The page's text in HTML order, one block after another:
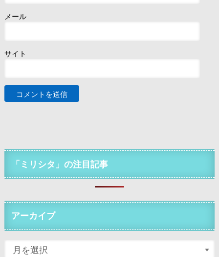
メール
サイト
「ミリシタ」の注目記事
アーカイブ